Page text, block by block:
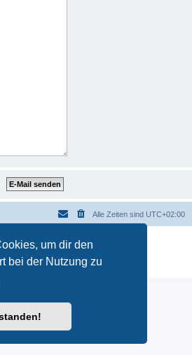
um dir den
bei der Nutzung zu
Alle Zeiten sind UTC+02:00
® Forum Software © phpBB Limited
Übersetzung durch
|Nutzungsbedingungen